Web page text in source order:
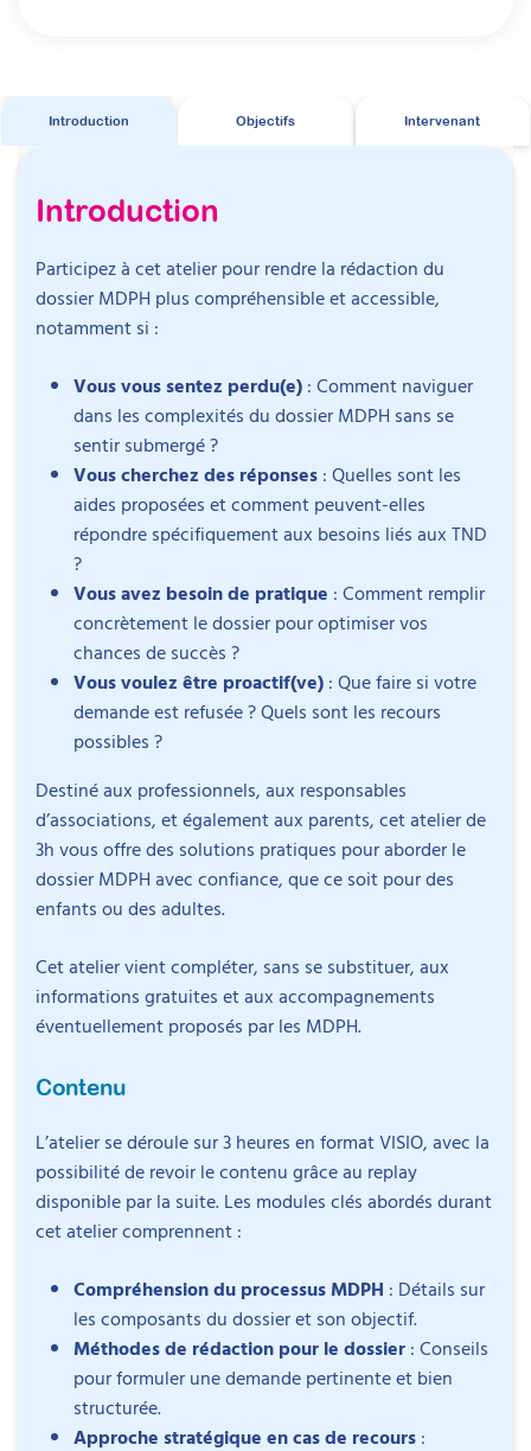
Introduction Objectifs Intervenant
Introduction
Participez à cet atelier pour rendre la rédaction du
dossier MDPH plus compréhensible et accessible,
notamment si :
Vous vous sentez perdu(e) : Comment naviguer
dans les complexités du dossier MDPH sans se
sentir submergé ?
Vous cherchez des réponses : Quelles sont les
aides proposées et comment peuvent-elles
répondre spécifiquement aux besoins liés aux TND
?
Vous avez besoin de pratique : Comment remplir
concrètement le dossier pour optimiser vos
chances de succès ?
Vous voulez être proactif(ve) : Que faire si votre
demande est refusée ? Quels sont les recours
possibles ?
Destiné aux professionnels, aux responsables
d’associations, et également aux parents, cet atelier de
3h vous offre des solutions pratiques pour aborder le
dossier MDPH avec confiance, que ce soit pour des
enfants ou des adultes.
Cet atelier vient compléter, sans se substituer, aux
informations gratuites et aux accompagnements
éventuellement proposés par les MDPH.
Contenu
L’atelier se déroule sur 3 heures en format VISIO, avec la
possibilité de revoir le contenu grâce au replay
disponible par la suite. Les modules clés abordés durant
cet atelier comprennent :
Compréhension du processus MDPH : Détails sur
les composants du dossier et son objectif.
Méthodes de rédaction pour le dossier : Conseils
pour formuler une demande pertinente et bien
structurée.
Approche stratégique en cas de recours :
Chloé Schmidt-Dhonneur